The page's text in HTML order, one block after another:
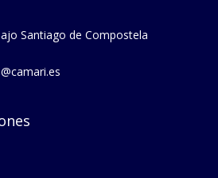
Santiago de Compostela